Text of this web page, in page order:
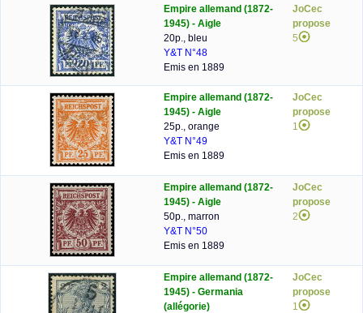
Empire allemand (1872-
1945) - Aigle
20p., bleu
Y&T N°48
Emis en 1889
JoCec
propose
5
Empire allemand (1872-
1945) - Aigle
25p., orange
Y&T N°49
Emis en 1889
JoCec
propose
1
Empire allemand (1872-
1945) - Aigle
50p., marron
Y&T N°50
Emis en 1889
JoCec
propose
2
Empire allemand (1872-
1945) - Germania
(allégorie)
JoCec
propose
1